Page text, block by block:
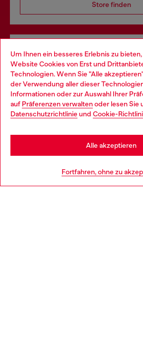
Um Ihnen ein besseres Erlebnis zu
Website Cookies von Erst und
Technologien. Wenn Sie "Alle
der Verwendung aller dieser
Informationen oder zur Auswahl Ihrer
auf Präferenzen verwaltenoder lesen Sie
Datenschutzrichtlinieund Cookie-
Fortfahren, ohne zu
Alle akzeptieren
Store finden
Omnichannel-Services
Entdecke unser gesamtes Service-
im Store.
Mehr erfahren
Choose your location
You are currently browsing Deutschland
you may be based in United States